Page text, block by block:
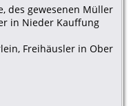
des gewesenen Müller
in Nieder Kauffung
Freihäusler in Ober